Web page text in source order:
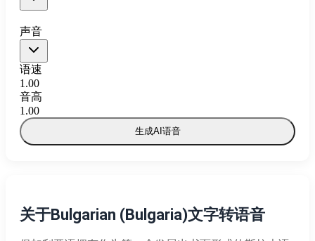
声音
语速
1.00
音高
1.00
生成AI语音
关于Bulgarian (Bulgaria)文字转语音